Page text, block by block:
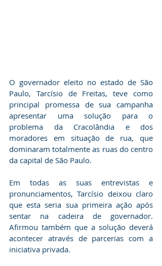
O governador eleito no estado de São
Paulo, Tarcísio de Freitas, teve como
principal promessa de sua campanha
apresentar uma solução para o
problema da Cracolândia e dos
moradores em situação de rua, que
dominaram totalmente as ruas do centro
da capital de São Paulo.
Em todas as suas entrevistas e
pronunciamentos, Tarcísio deixou claro
que esta seria sua primeira ação após
sentar na cadeira de governador.
Afirmou também que a solução deverá
acontecer através de parcerias com a
iniciativa privada.